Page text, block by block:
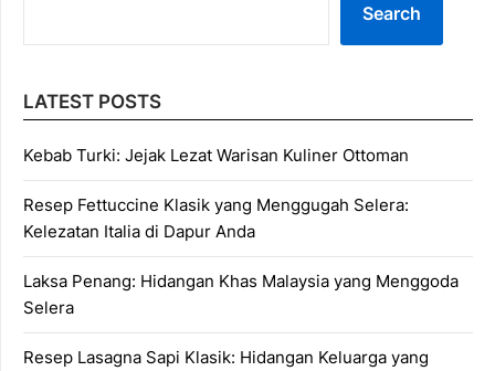
Search
LATEST POSTS
Kebab Turki: Jejak Lezat Warisan Kuliner Ottoman
Resep Fettuccine Klasik yang Menggugah Selera:
Kelezatan Italia di Dapur Anda
Laksa Penang: Hidangan Khas Malaysia yang Menggoda
Selera
Resep Lasagna Sapi Klasik: Hidangan Keluarga yang